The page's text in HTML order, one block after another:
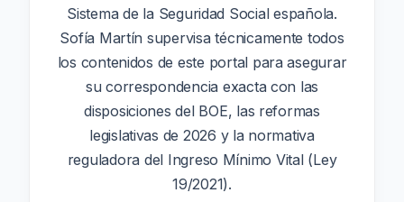
Sistema de la Seguridad Social española.
Sofía Martín supervisa técnicamente todos
los contenidos de este portal para asegurar
su correspondencia exacta con las
disposiciones del BOE, las reformas
legislativas de 2026 y la normativa
reguladora del Ingreso Mínimo Vital (Ley
19/2021).